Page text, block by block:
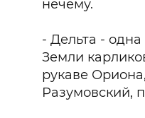
нечему.
- Дельта -
Земли
рукаве
Разумовский,